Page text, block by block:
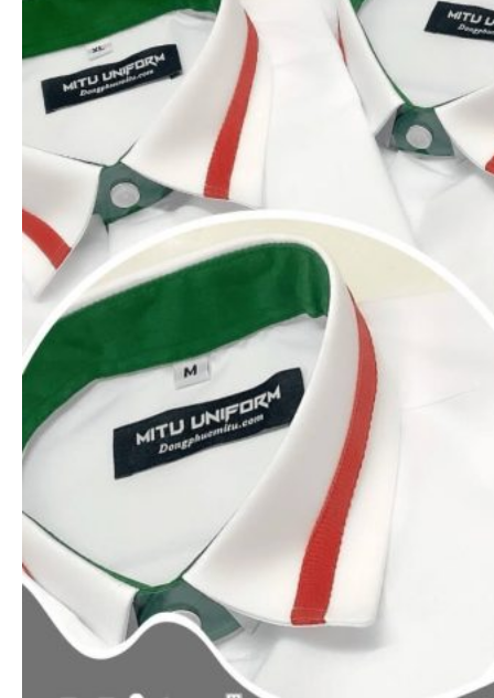
Xem nhanh
Áo thun polo
Áo thun cổ trụ màu trơn (Đủ 16 màu)